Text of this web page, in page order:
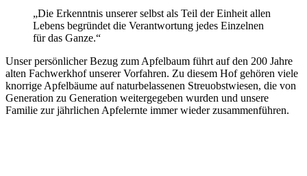
„Die Erkenntnis unserer selbst als Teil der Einheit allen
Lebens begründet die Verantwortung jedes Einzelnen
für das Ganze.“
Unser persönlicher Bezug zum Apfelbaum führt auf den 200 Jahre
alten Fachwerkhof unserer Vorfahren. Zu diesem Hof gehören viele
knorrige Apfelbäume auf naturbelassenen Streuobstwiesen, die von
Generation zu Generation weitergegeben wurden und unsere
Familie zur jährlichen Apfelernte immer wieder zusammenführen.